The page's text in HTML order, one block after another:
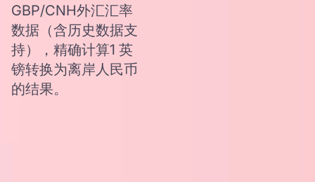
GBP/CNH外汇汇率
数据（含历史数据支
持），精确计算1 英
镑转换为离岸人民币
的结果。